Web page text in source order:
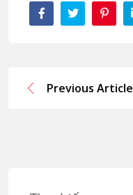
Previous Article